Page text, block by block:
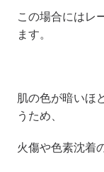
この場合にはレ
ます。
肌の色が暗いほ
うため、
火傷や色素沈着